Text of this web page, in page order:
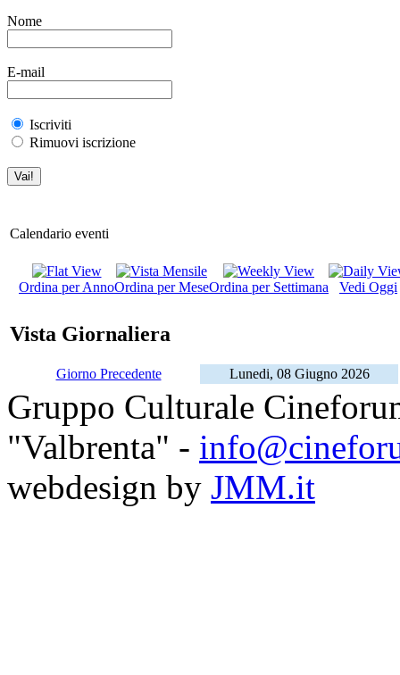
Nome
E-mail
Iscriviti
Rimuovi iscrizione
Calendario eventi
Ordina per AnnoOrdina per MeseOrdina per Settimana Vedi Oggi
Vista Giornaliera
Giorno Precedente Lunedi, 08 Giugno 2026
Gruppo Culturale
"Valbrenta" -
webdesign by JMM.it